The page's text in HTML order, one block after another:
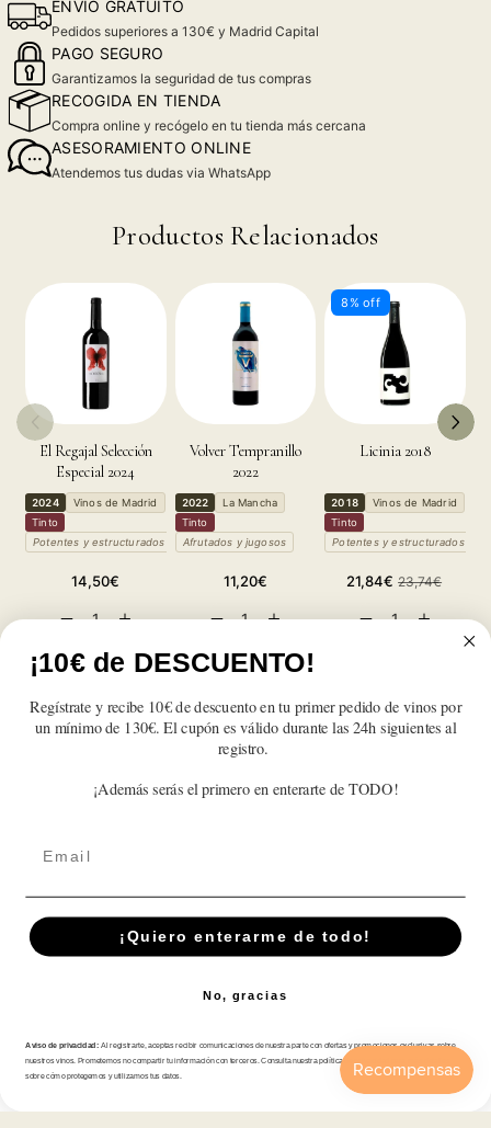
ENVÍO GRATUITO
Pedidos superiores a 130€ y Madrid Capital
PAGO SEGURO
Garantizamos la seguridad de tus compras
RECOGIDA EN TIENDA
Compra online y recógelo en tu tienda más cercana
ASESORAMIENTO ONLINE
Atendemos tus dudas via WhatsApp
Productos Relacionados
El Regajal Selección
Especial 2024
2024
Vinos de Madrid
Tinto
Potentes y estructurados
Precio
14,50€
Reducir
para
2022
Aumentar
para
2022
Volver Tempranillo
2022
2022
La Mancha
Tinto
Afrutados y jugosos
Precio
11,20€
Reducir
para
Aumentar
para
2022
8% off
Licinia 2018
2018
Vinos de Madrid
Tinto
Potentes y estructurados
Precio
21,84€ Precio
23,74€
Reducir
2022
Aumentar
cantidad
Reseñas de Clientes
Sé el primero en escribir una reseña
Suscríbete A Nuestra Newsletter
Correo electrónico
Tienda
Cuenta Carrito
¡10€ de DESCUENTO!
Regístrate y recibe 10€ de descuento en tu primer pedido de vinos por
un mínimo de 130€. El cupón es válido durante las 24h siguientes al
registro.
¡Además serás el primero en enterarte de TODO!
¡Quiero enterarme de todo!
No, gracias
Aviso de privacidad: Al registrarte, aceptas recibir comunicaciones de nuestra parte con ofertas y promociones exclusivas sobre
nuestros vinos. Prometemos no compartir tu información con terceros. Consulta nuestra política de privacidad para más detalles
sobre cómo protegemos y utilizamos tus datos.